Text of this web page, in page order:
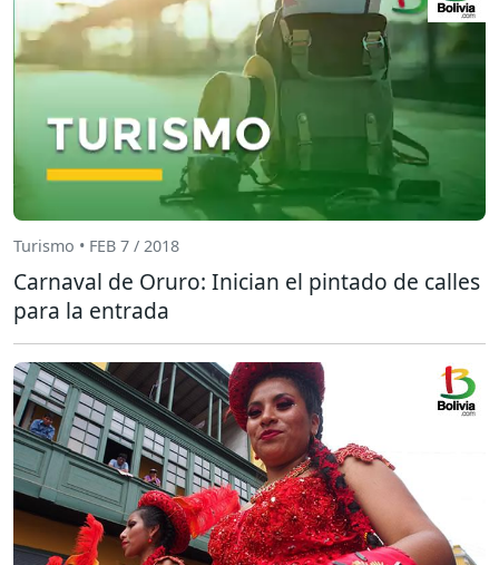
Turismo • FEB 7 / 2018
Carnaval de Oruro: Inician el pintado de calles
para la entrada